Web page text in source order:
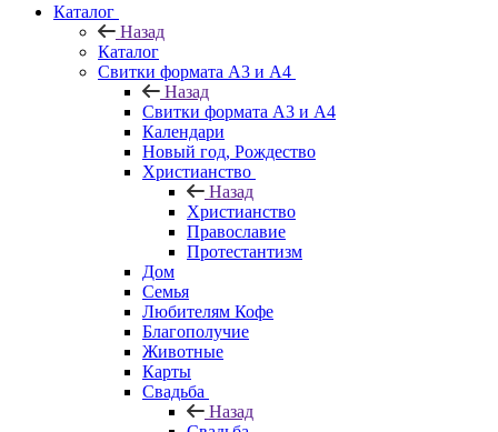
Каталог
Назад
Каталог
Свитки формата А3 и А4
Назад
Свитки формата А3 и А4
Календари
Новый год, Рождество
Христианство
Назад
Христианство
Православие
Протестантизм
Дом
Семья
Любителям Кофе
Благополучие
Животные
Карты
Свадьба
Назад